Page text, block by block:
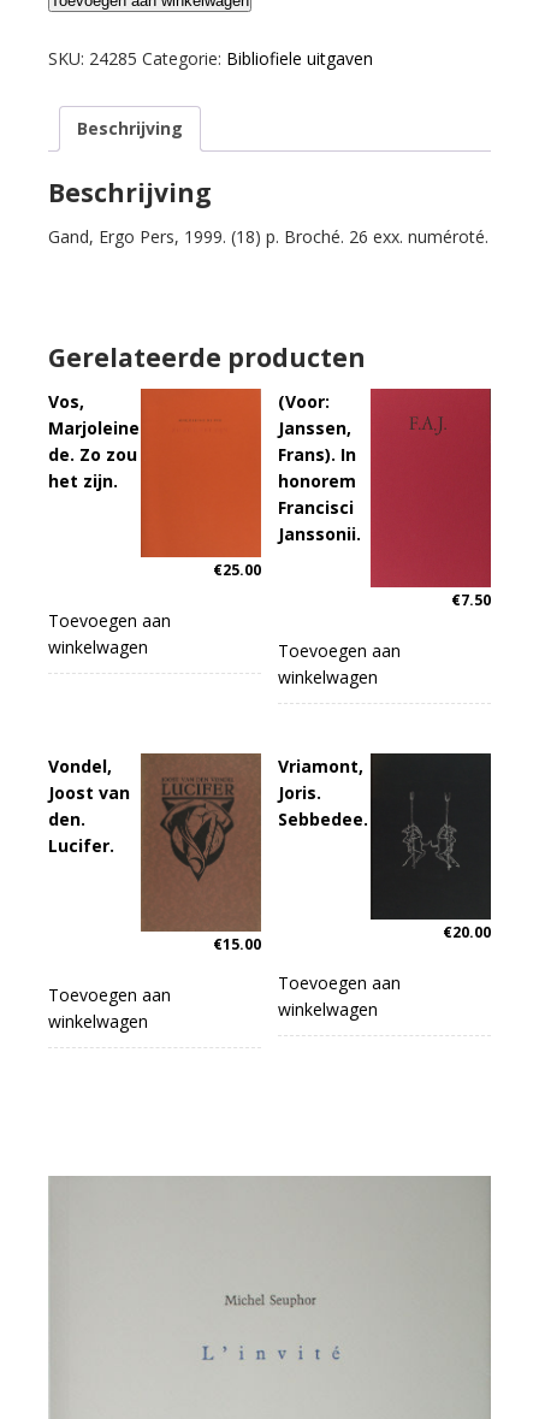
L'invité.
SKU: 24285 Categorie: Bibliofiele uitgaven
Beschrijving
Beschrijving
Gand, Ergo Pers, 1999. (18) p. Broché. 26 exx. numéroté.
Gerelateerde producten
Vos,
Marjoleine
de. Zo zou
het zijn.
€25.00
Toevoegen aan
winkelwagen
(Voor:
Janssen,
Frans). In
honorem
Francisci
Janssonii.
€7.50
Toevoegen aan
winkelwagen
Vondel,
Joost van
den.
Lucifer.
€15.00
Toevoegen aan
winkelwagen
Vriamont,
Joris.
Sebbedee.
€20.00
Toevoegen aan
winkelwagen